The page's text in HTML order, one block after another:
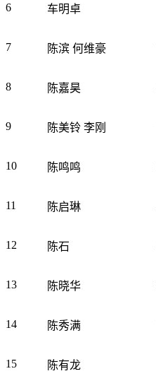
6 车明卓
7 陈滨 何维豪
8 陈嘉昊
9 陈美铃 李刚
10 陈鸣鸣
11 陈启琳
12 陈石
13 陈晓华
14 陈秀满
15 陈有龙